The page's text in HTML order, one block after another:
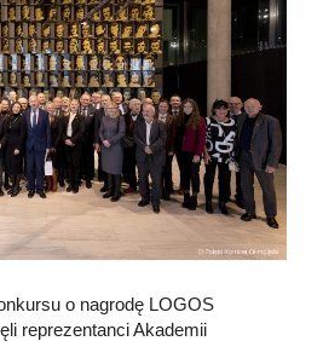
o nagrodę LOGOS
reprezentanci Akademii